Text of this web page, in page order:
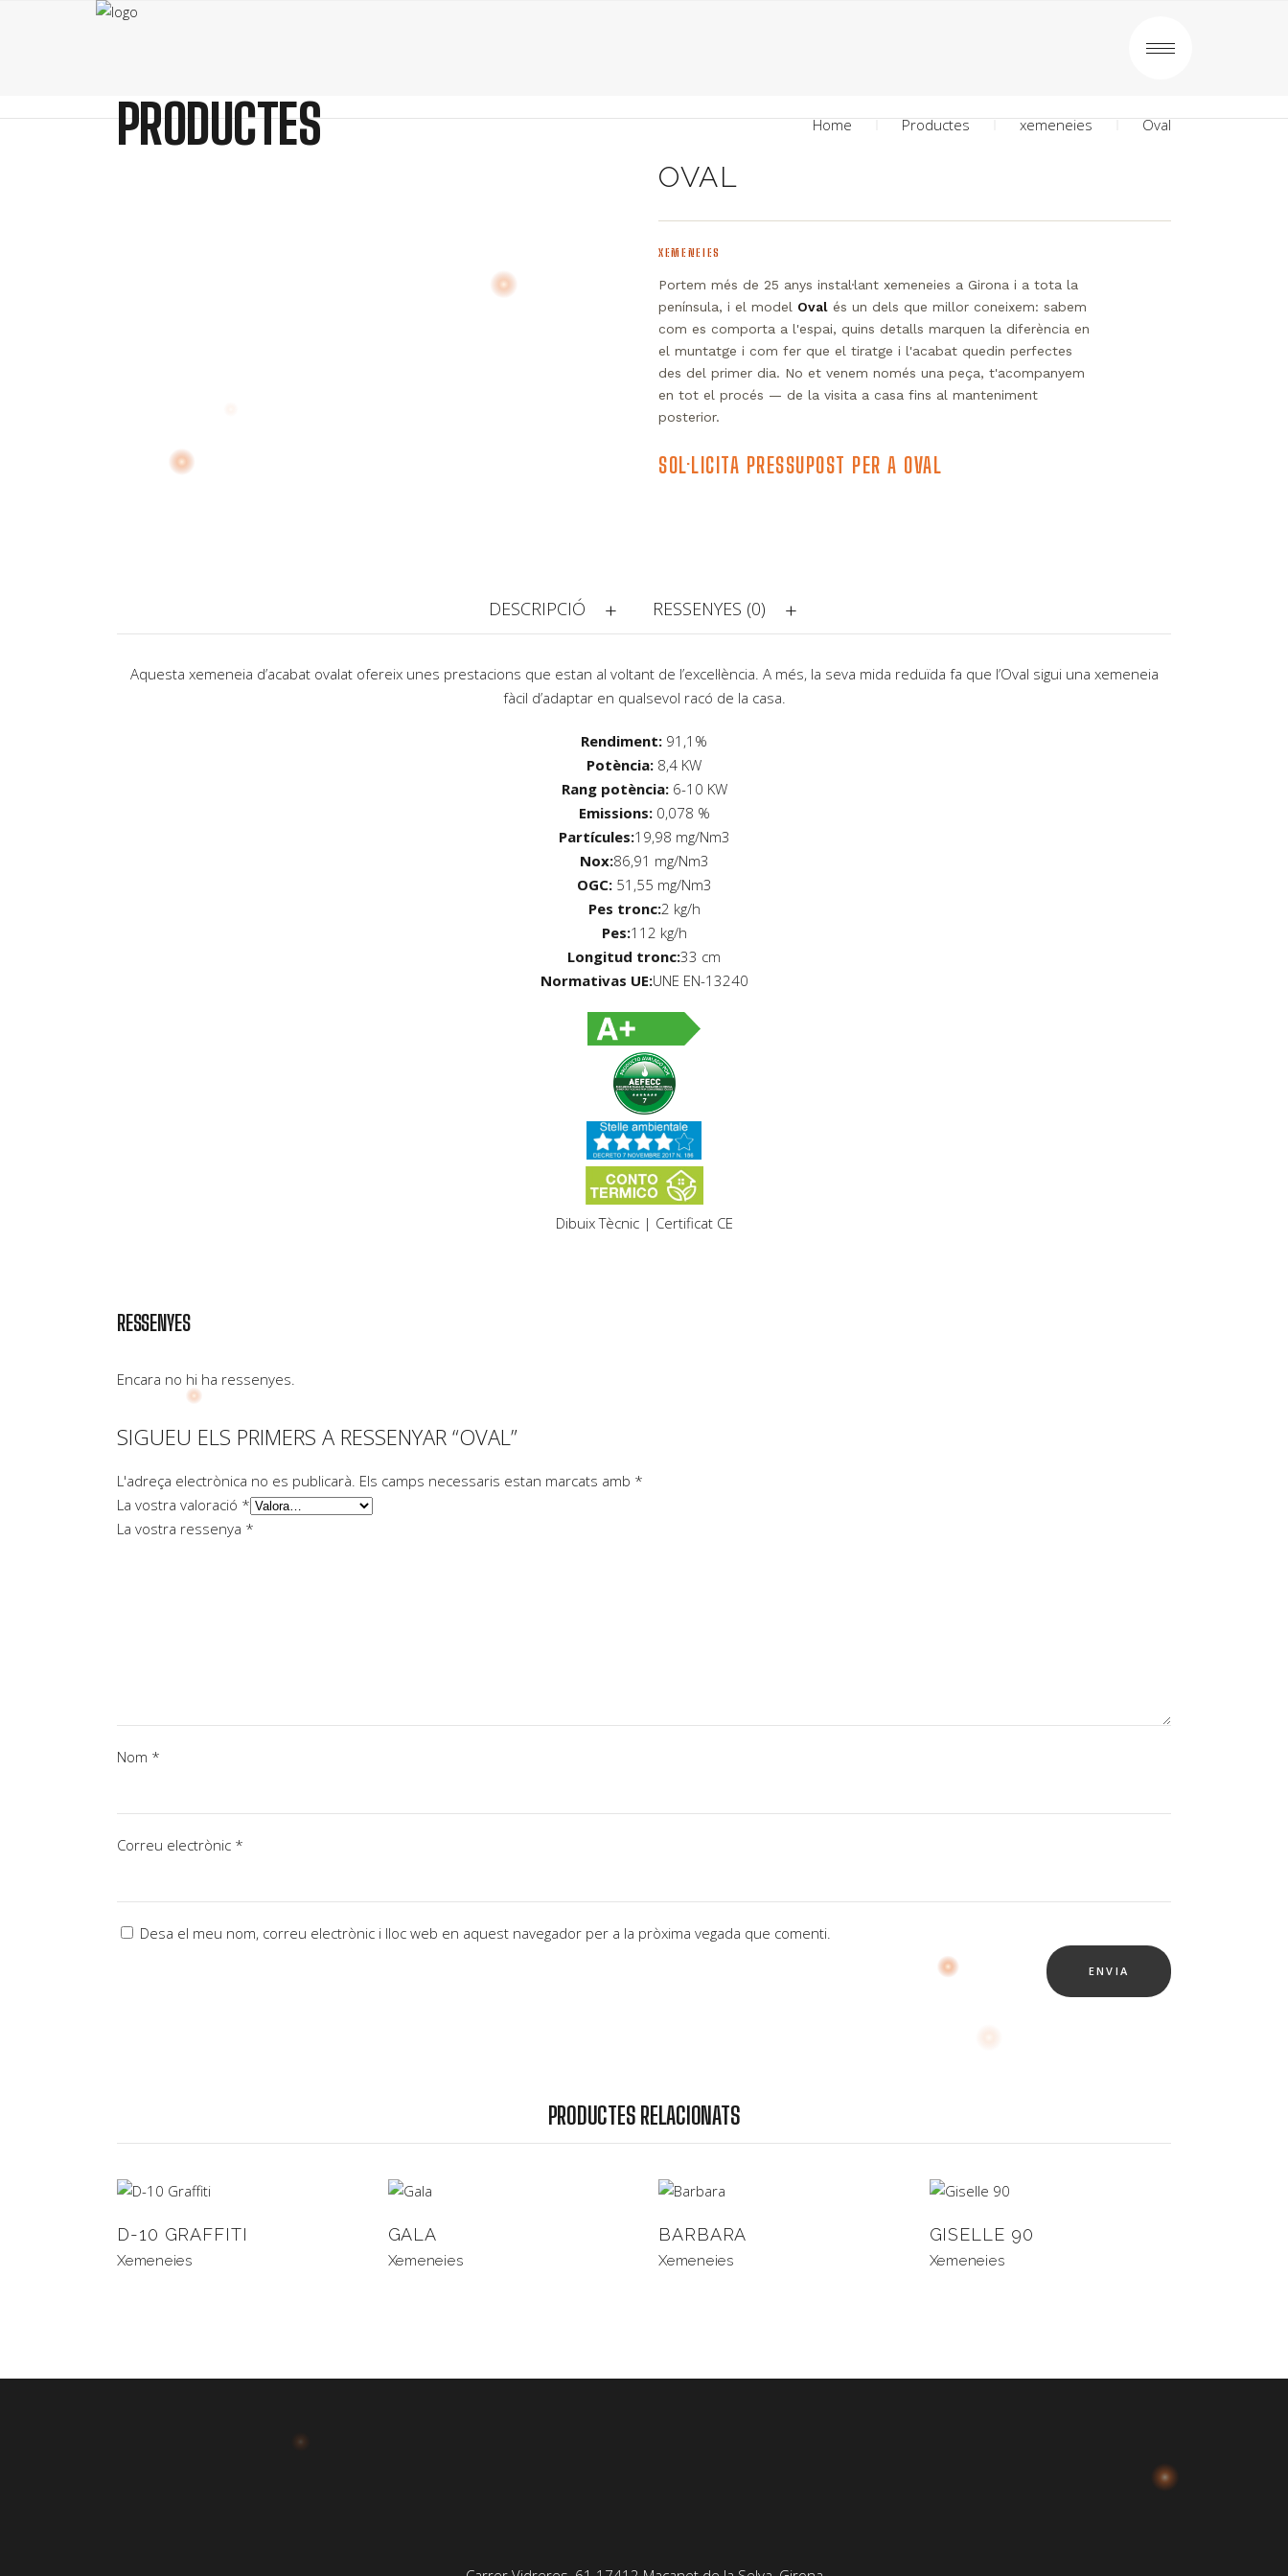
PRODUCTES Home Productes xemeneies Oval
OVAL
XEMENEIES
Portem més de 25 anys instal·lant xemeneies a Girona i a tota la
península, i el model Oval és un dels que millor coneixem: sabem
com es comporta a l'espai, quins detalls marquen la diferència en
el muntatge i com fer que el tiratge i l'acabat quedin perfectes
des del primer dia. No et venem només una peça, t'acompanyem
en tot el procés — de la visita a casa fins al manteniment
posterior.
SOL·LICITA PRESSUPOST PER A OVAL
DESCRIPCIÓ RESSENYES (0)
Aquesta xemeneia d’acabat ovalat ofereix unes prestacions que estan al voltant de l’excel·lència. A més, la seva mida reduïda fa que l’Oval sigui una xemeneia
fàcil d’adaptar en qualsevol racó de la casa.
Rendiment: 91,1%
Potència: 8,4 KW
Rang potència:6-10 KW
Emissions: 0,078 %
Partícules:19,98 mg/Nm3
Nox:86,91 mg/Nm3
OGC: 51,55 mg/Nm3
Pes tronc:2 kg/h
Pes:112 kg/h
Longitud tronc:33 cm
Normativas UE:UNE EN-13240
Dibuix Tècnic| Certificat CE
RESSENYES
Encara no hi ha ressenyes.
SIGUEU ELS PRIMERS A RESSENYAR “OVAL”
L'adreça electrònica no es publicarà. Els camps necessaris estan marcats amb *
La vostra valoració *
La vostra ressenya *
Nom *
Correu electrònic *
Desa el meu nom, correu electrònic i lloc web en aquest navegador per a la pròxima vegada que comenti.
PRODUCTES RELACIONATS
D-10 GRAFFITI
Xemeneies
GALA
Xemeneies
BARBARA
Xemeneies
GISELLE 90
Xemeneies